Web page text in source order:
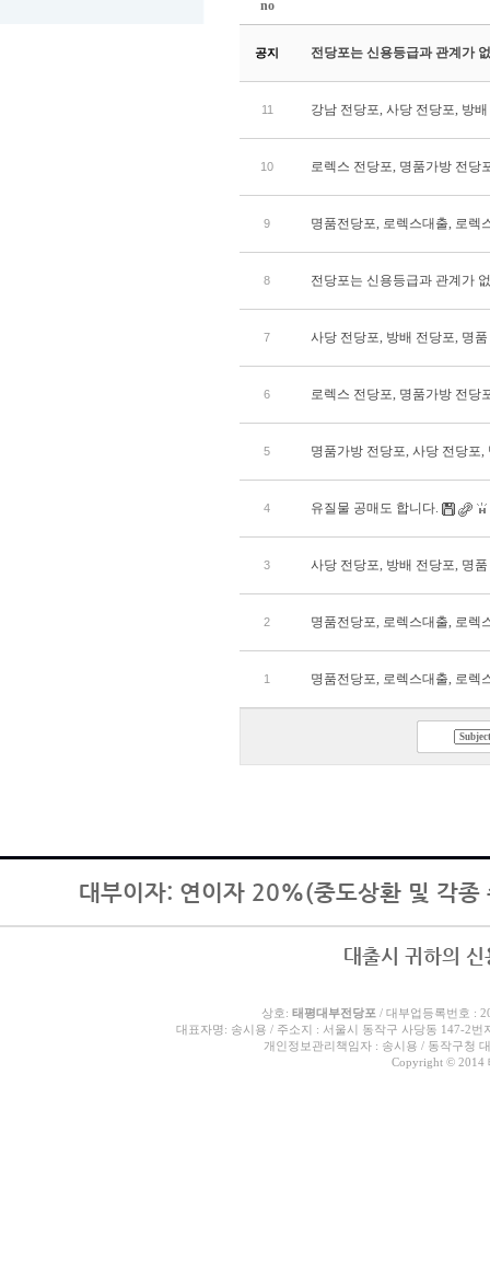
no
공지 전당포는 신용등급과 관계가
11 강남 전당포, 사당 전당포, 방
10 로렉스 전당포, 명품가방 전당
9 명품전당포, 로렉스대출, 로
8 전당포는 신용등급과 관계가
7 사당 전당포, 방배 전당포, 명
6 로렉스 전당포, 명품가방 전당
5 명품가방 전당포, 사당 전당포
4 유질물 공매도 합니다.
3 사당 전당포, 방배 전당포, 명
2 명품전당포, 로렉스대출, 로
1 명품전당포, 로렉스대출, 로
대부이자: 연이자 20%(중도상환 및 각
대출시 귀하의
상호: 태평대부전당포 / 대부업등록번호 :
대표자명: 송시용 / 주소지 : 서울시 동작구 사당동 147-2
개인정보관리책임자 : 송시용 / 동작구청
Copyright © 2014